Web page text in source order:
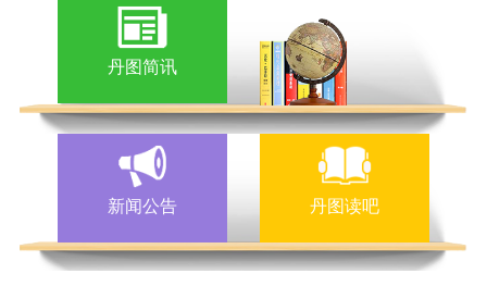
丹图简讯
新闻公告 丹图读吧